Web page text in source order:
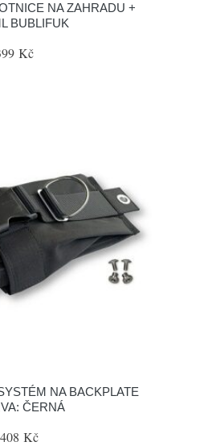
NA ZAHRADU +
BUBLIFUK
Kč
NA BACKPLATE
ČERNÁ
Kč